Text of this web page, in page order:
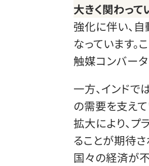
大きく関わって
強化に伴い、
なっています。
触媒コンバー
一方、インドで
の需要を支え
拡大により、
ることが期待さ
国々の経済が